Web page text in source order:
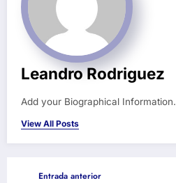
Leandro Rodriguez
Add your Biographical Information.
View All Posts
Entrada anterior